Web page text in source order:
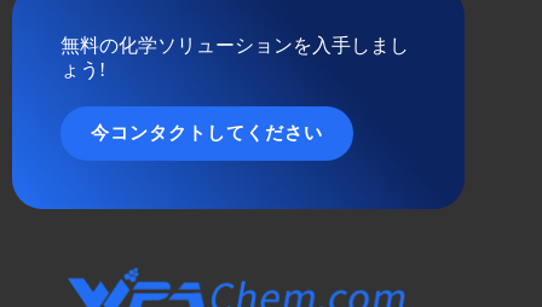
無料の化学ソリューションを入手しまし
ょう!
今コンタクトしてください